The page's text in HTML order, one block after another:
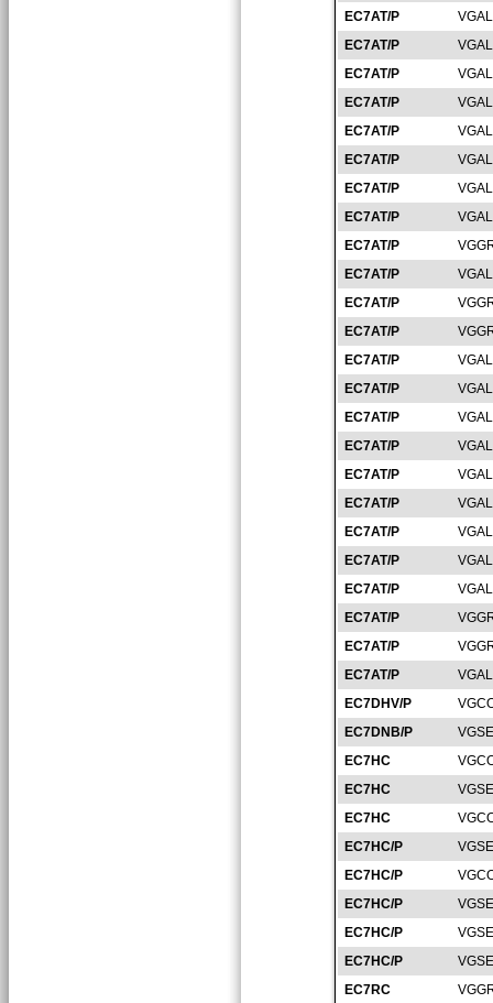
EC7AT/P
EC7AT/P
EC7AT/P
EC7AT/P
EC7AT/P
EC7AT/P
EC7AT/P
EC7AT/P
EC7AT/P
EC7AT/P
EC7AT/P
EC7AT/P
EC7AT/P
EC7AT/P
EC7AT/P
EC7AT/P
EC7AT/P
EC7AT/P
EC7AT/P
EC7AT/P
EC7AT/P
EC7AT/P
EC7AT/P
EC7AT/P
EC7DHV/P
EC7DNB/P
EC7HC
EC7HC
EC7HC
EC7HC/P
EC7HC/P
EC7HC/P
EC7HC/P
EC7HC/P
EC7RC